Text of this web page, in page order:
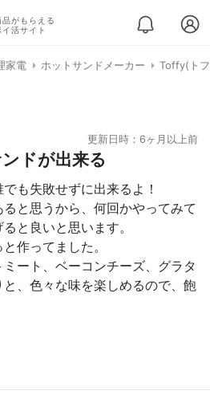
品がもらえる
活サイト
家電 ホットサンドメーカー Toffy(ト
更新日時：6ヶ月以上前
ドが出来る
も失敗せずに出来るよ！
と思うから、何回かやってみて
と良いと思います。
作ってました。
ート、ベーコンチーズ、グラタ
、色々な味を楽しめるので、飽